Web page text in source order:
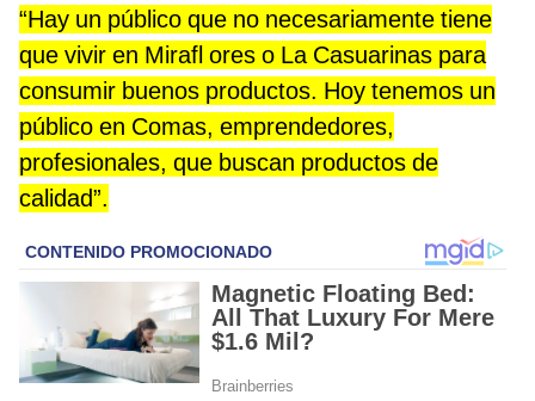
“Hay un público que no necesariamente tiene
que vivir en Mirafl ores o La Casuarinas para
consumir buenos productos. Hoy tenemos un
público en Comas, emprendedores,
profesionales, que buscan productos de
calidad”.